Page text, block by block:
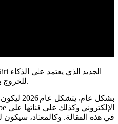
الاصطناعي والذي سيتم دمجه بإحكام في أنظمة تشغيل Apple. بعد أشهر عديدة من الشائعات والتأخير، يبدو أن هذا هو الوقت المناسب لشركة Apple للخروج ببعض التحركات الجريئة.
في هذه المقالة. وكالمعتاد، سيكون